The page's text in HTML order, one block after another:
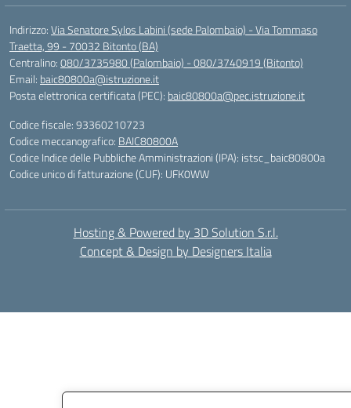
Indirizzo:Via Senatore Sylos Labini (sede Palombaio) - Via Tommaso
Traetta, 99 - 70032 Bitonto (BA)
Centralino:080/3735980 (Palombaio) - 080/3740919 (Bitonto)
Email: baic80800a@istruzione.it
Posta elettronica certificata (PEC): baic80800a@pec.istruzione.it
Codice fiscale: 93360210723
Codice meccanografico: BAIC80800A
Codice Indice delle Pubbliche Amministrazioni (IPA): istsc_baic80800a
Codice unico di fatturazione (CUF): UFK0WW
Hosting & Powered by 3D Solution S.r.l.
Concept & Design by Designers Italia